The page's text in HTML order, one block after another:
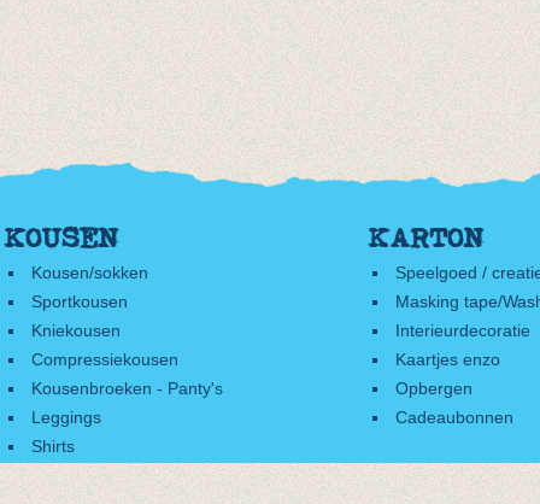
KOUSEN
Kousen/sokken
Sportkousen
Kniekousen
Compressiekousen
Kousenbroeken - Panty's
Leggings
Shirts
KARTON
Speelgoed /
Masking tape/
Interieurdecoratie
Kaartjes enzo
Opbergen
Cadeaubonnen